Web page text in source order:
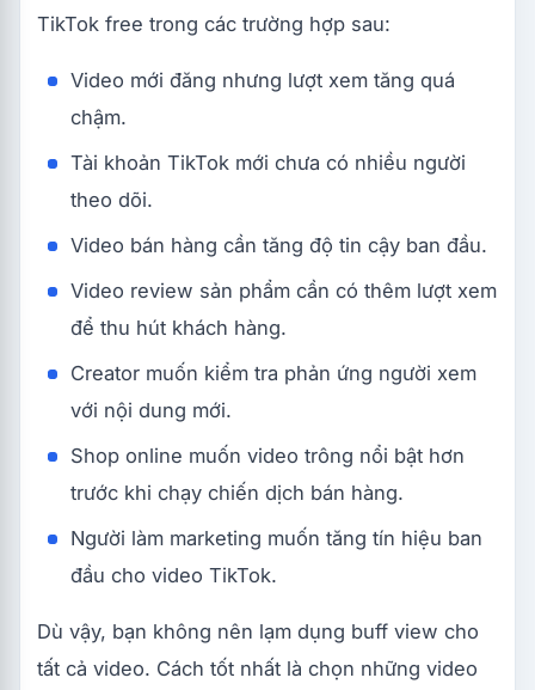
TikTok free trong các trường hợp sau:
Video mới đăng nhưng lượt xem tăng quá
chậm.
Tài khoản TikTok mới chưa có nhiều người
theo dõi.
Video bán hàng cần tăng độ tin cậy ban đầu.
Video review sản phẩm cần có thêm lượt xem
để thu hút khách hàng.
Creator muốn kiểm tra phản ứng người xem
với nội dung mới.
Shop online muốn video trông nổi bật hơn
trước khi chạy chiến dịch bán hàng.
Người làm marketing muốn tăng tín hiệu ban
đầu cho video TikTok.
Dù vậy, bạn không nên lạm dụng buff view cho
tất cả video. Cách tốt nhất là chọn những video